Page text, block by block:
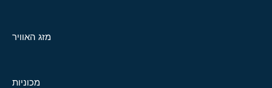
מזג האוויר
מכוניות